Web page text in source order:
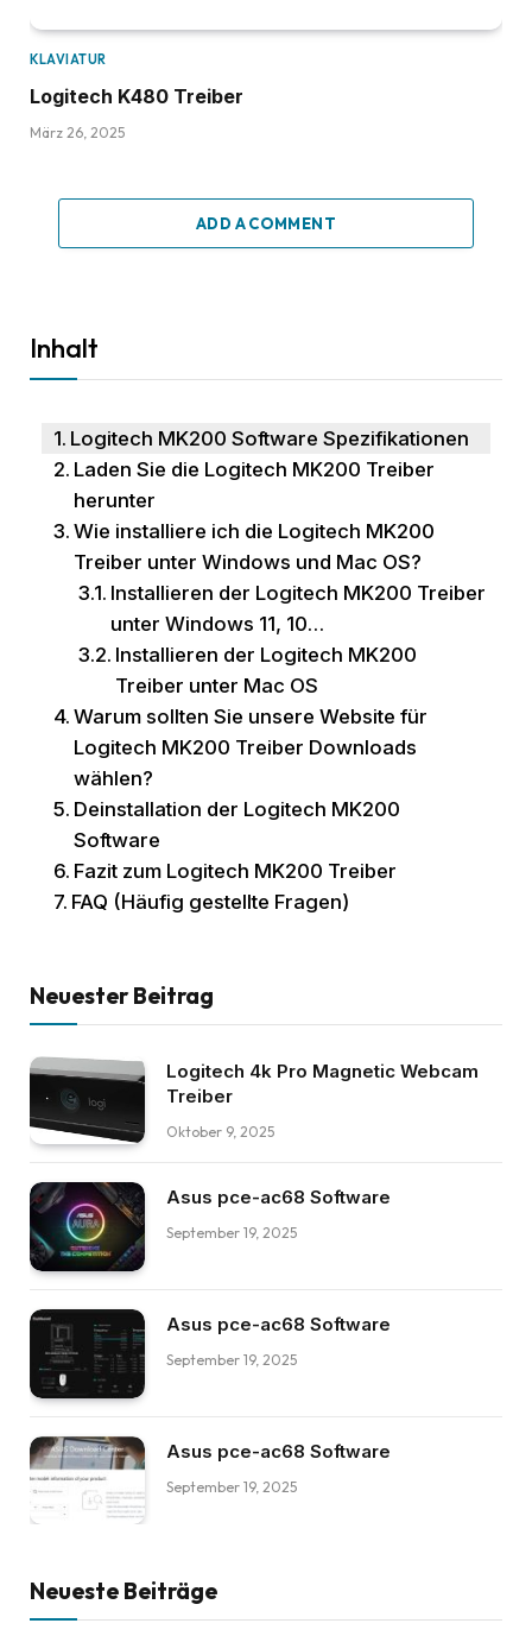
KLAVIATUR
Logitech K480 Treiber
März 26, 2025
ADD A COMMENT
Inhalt
Logitech MK200 Software Spezifikationen
Laden Sie die Logitech MK200 Treiber
herunter
Wie installiere ich die Logitech MK200
Treiber unter Windows und Mac OS?
Installieren der Logitech MK200 Treiber
unter Windows 11, 10…
Installieren der Logitech MK200
Treiber unter Mac OS
Warum sollten Sie unsere Website für
Logitech MK200 Treiber Downloads
wählen?
Deinstallation der Logitech MK200
Software
Fazit zum Logitech MK200 Treiber
FAQ (Häufig gestellte Fragen)
Neuester Beitrag
Logitech 4k Pro Magnetic Webcam
Treiber
Oktober 9, 2025
Asus pce-ac68 Software
September 19, 2025
Asus pce-ac68 Software
September 19, 2025
Asus pce-ac68 Software
September 19, 2025
Neueste Beiträge